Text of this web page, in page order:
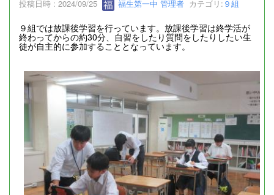
投稿日時 : 2024/09/25 福生第一中 管理者 カテゴリ: ９組
９組では放課後学習を行っています。放課後学習は終学活が
終わってからの約30分、自習をしたり質問をしたりしたい生
徒が自主的に参加することとなっています。